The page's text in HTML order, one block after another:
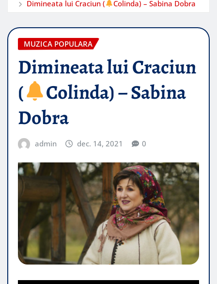
Dimineata lui Craciun (
Colinda) – Sabina Dobra
MUZICA POPULARA
Dimineata lui Craciun
(
Colinda) – Sabina
Dobra
admin dec. 14, 2021 0